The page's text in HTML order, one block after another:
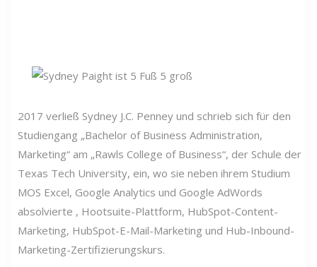
2017 verließ Sydney J.C. Penney und schrieb sich für den
Studiengang „Bachelor of Business Administration,
Marketing“ am „Rawls College of Business“, der Schule der
Texas Tech University, ein, wo sie neben ihrem Studium
MOS Excel, Google Analytics und Google AdWords
absolvierte , Hootsuite-Plattform, HubSpot-Content-
Marketing, HubSpot-E-Mail-Marketing und Hub-Inbound-
Marketing-Zertifizierungskurs.